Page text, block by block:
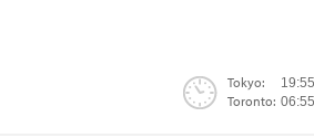
Tokyo:
Toronto: